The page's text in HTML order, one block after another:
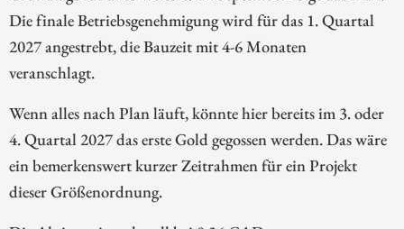
Die finale Betriebsgenehmigung wird für das 1. Quartal
2027 angestrebt, die Bauzeit mit 4-6 Monaten
veranschlagt.
Wenn alles nach Plan läuft, könnte hier bereits im 3. oder
4. Quartal 2027 das erste Gold gegossen werden. Das wäre
ein bemerkenswert kurzer Zeitrahmen für ein Projekt
dieser Größenordnung.